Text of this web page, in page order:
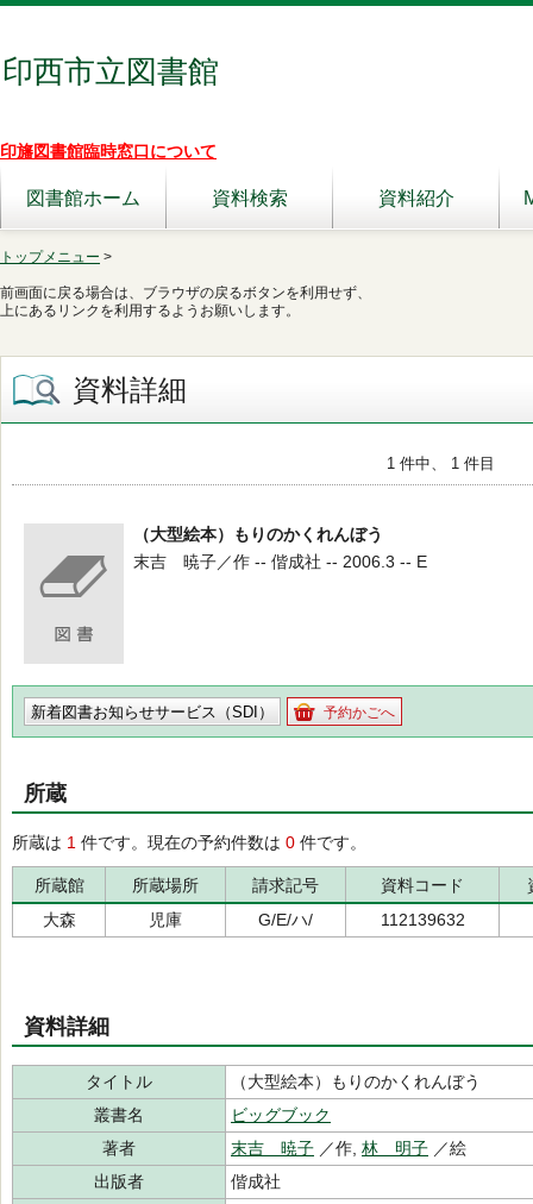
印西市立図書館
印旛図書館臨時窓口について
図書館ホーム 資料検索 資料紹介
トップメニュー >
前画面に戻る場合は、ブラウザの戻るボタンを利用せず、
上にあるリンクを利用するようお願いします。
資料詳細
1 件中、 1 件目
（大型絵本）もりのかくれんぼう
末吉 暁子／作 -- 偕成社 -- 2006.3 -- E
新着図書お知らせサービス（SDI） 予約かごへ
所蔵
所蔵は 1 件です。現在の予約件数は 0 件です。
所蔵館 所蔵場所 請求記号 資料コード
大森
児庫 G/E/ハ/ 112139632
資料詳細
タイトル
（大型絵本）もりのかくれんぼう
叢書名
ビッグブック
著者
末吉 暁子 ／作, 林 明子 ／絵
出版者
偕成社